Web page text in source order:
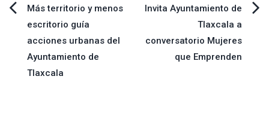
Navegación
de
entradas
Más territorio y menos
escritorio guía
acciones urbanas del
Ayuntamiento de
Tlaxcala
Invita Ayuntamiento de
Tlaxcala a
conversatorio Mujeres
que Emprenden